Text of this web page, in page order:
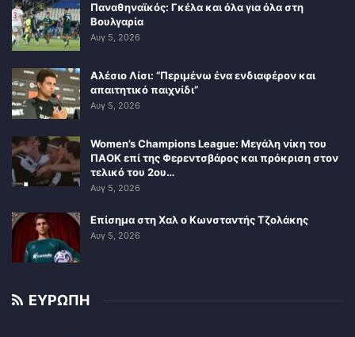
Παναθηναϊκός: Γκέλα και όλα για όλα στη
Βουλγαρία
Αυγ 5, 2026
Αλέσιο Λίσι: “Περιμένω ένα ενδιαφέρον και
απαιτητικό παιχνίδι”
Αυγ 5, 2026
Women’s Champions League: Μεγάλη νίκη του
ΠΑΟΚ επί της Φερεντσβάρος και πρόκριση στον
τελικό του 2ου…
Αυγ 5, 2026
Επίσημα στη Χαλ ο Κωνσταντής Τζολάκης
Αυγ 5, 2026
ΕΥΡΩΠΗ